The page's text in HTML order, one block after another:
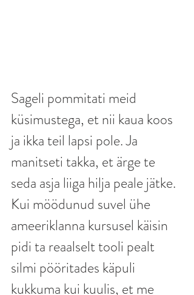
Sageli pommitati meid
küsimustega, et nii kaua koos
ja ikka teil lapsi pole. Ja
manitseti takka, et ärge te
seda asja liiga hilja peale jätke.
Kui möödunud suvel ühe
ameeriklanna kursusel käisin
pidi ta reaalselt tooli pealt
silmi pööritades käpuli
kukkuma kui kuulis, et me